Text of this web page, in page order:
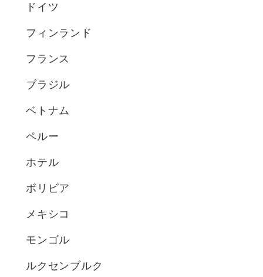
ドイツ
フィンランド
フランス
ブラジル
ベトナム
ペルー
ホテル
ボリビア
メキシコ
モンゴル
ルクセンブルク